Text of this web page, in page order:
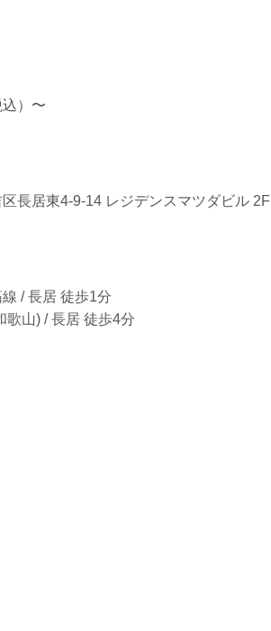
）〜
長居東4-9-14 レジデンスマツダビル 2F
/ 長居 徒歩1分
歌山) / 長居 徒歩4分